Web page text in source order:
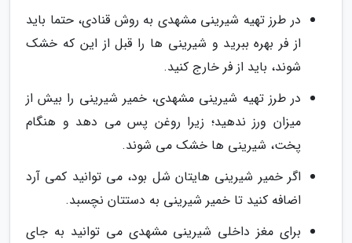
در طرز تهیه شیرینی مشهدی به روش قنادی، حتما باید
از فر بهره ببرید و شیرینی ها را قبل از این که خشک
شوند، باید از فر خارج کنید.
در طرز تهیه شیرینی مشهدی، خمیر شیرینی را بیش از
میزان ورز ندهید؛ زیرا روغن پس می دهد و هنگام
پخت، شیرینی ها خشک می شوند.
اگر خمیر شیرینی هایتان شل بود، می توانید کمی آرد
اضافه کنید تا خمیر شیرینی به دستتان نچسبد.
برای مغز داخلی شیرینی مشهدی می توانید به جای